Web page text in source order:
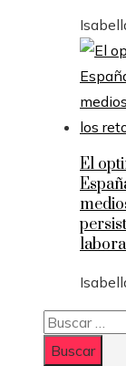
El
Buscar: